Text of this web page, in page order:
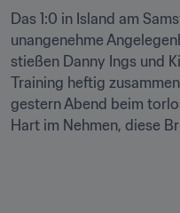
Das 1:0 in Island am
unangenehme
stießen Danny Ings und
Training heftig
gestern Abend beim
Hart im Nehmen, diese